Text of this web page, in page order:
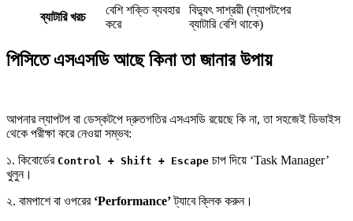
ব্যাটারি খরচ
বেশি শক্তি ব্যবহার
করে
বিদ্যুৎ সাশ্রয়ী (ল্যাপটপের
ব্যাটারি বেশি থাকে)
পিসিতে এসএসডি আছে কিনা তা জানার উপায়
আপনার ল্যাপটপ বা ডেস্কটপে দ্রুতগতির এসএসডি রয়েছে কি না, তা সহজেই ডিভাইস
থেকে পরীক্ষা করে নেওয়া সম্ভব:
১. কিবোর্ডের Control + Shift + Escape চাপ দিয়ে ‘Task Manager’
খুলুন।
২. বামপাশে বা ওপরের ‘Performance’ট্যাবে ক্লিক করুন।